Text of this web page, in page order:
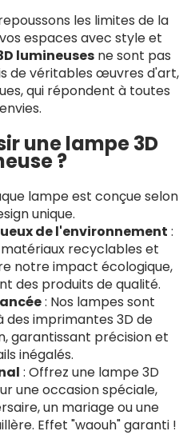
les limites de la
espaces avec style et
lumineuses ne sont pas
de véritables œuvres d'art,
qui répondent à toutes
une lampe 3D
?
lampe est conçue selon
unique.
de l'environnement :
matériaux recyclables et
notre impact écologique,
des produits de qualité.
: Nos lampes sont
des imprimantes 3D de
garantissant précision et
inégalés.
: Offrez une lampe 3D
une occasion spéciale,
un mariage ou une
Effet "waouh" garanti !